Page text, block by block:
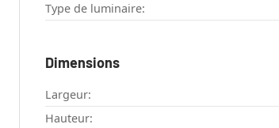
Type de luminaire:
Dimensions
Largeur:
Hauteur: